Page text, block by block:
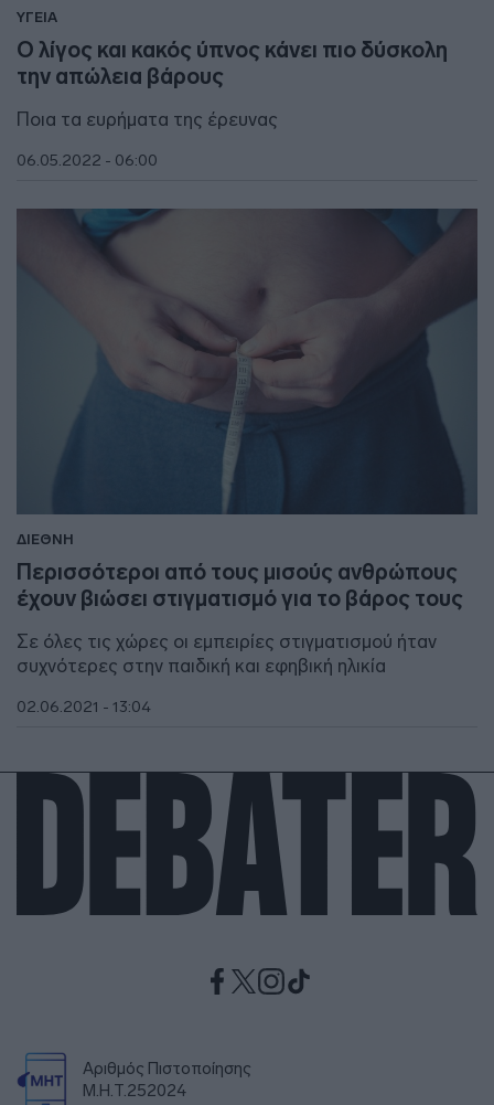
ΥΓΕΙΑ
Ο λίγος και κακός ύπνος κάνει πιο δύσκολη
την απώλεια βάρους
Ποια τα ευρήματα της έρευνας
06.05.2022 - 06:00
ΔΙΕΘΝΗ
Περισσότεροι από τους μισούς ανθρώπους
έχουν βιώσει στιγματισμό για το βάρος τους
Σε όλες τις χώρες οι εμπειρίες στιγματισμού ήταν
συχνότερες στην παιδική και εφηβική ηλικία
02.06.2021 - 13:04
Αριθμός Πιστοποίησης
Μ.Η.Τ.252024